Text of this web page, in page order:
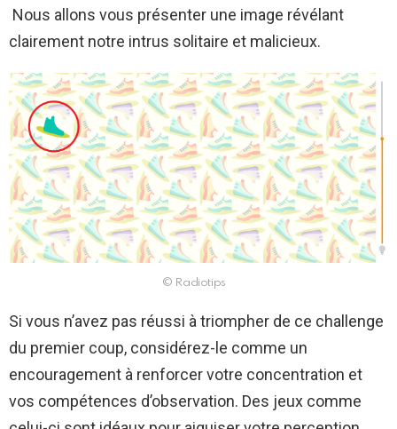
Nous allons vous présenter une image révélant
clairement notre intrus solitaire et malicieux.
© Radiotips
Si vous n’avez pas réussi à triompher de ce challenge
du premier coup, considérez-le comme un
encouragement à renforcer votre concentration et
vos compétences d’observation. Des jeux comme